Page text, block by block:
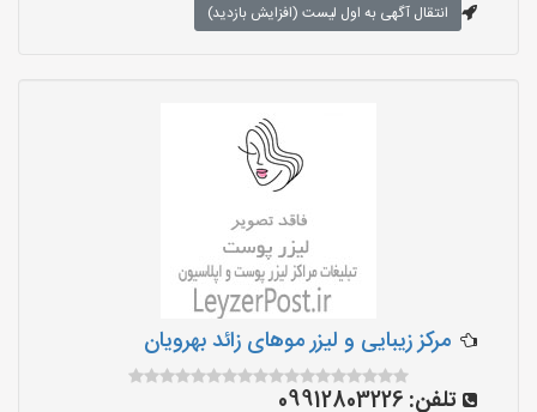
انتقال آگهی به اول لیست (افزایش بازدید)
مرکز زیبایی و لیزر موهای زائد بهرویان
تلفن: 09912803226